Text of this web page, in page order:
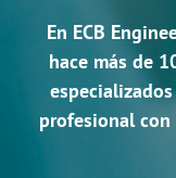
En ECB
hace más de
profesional con